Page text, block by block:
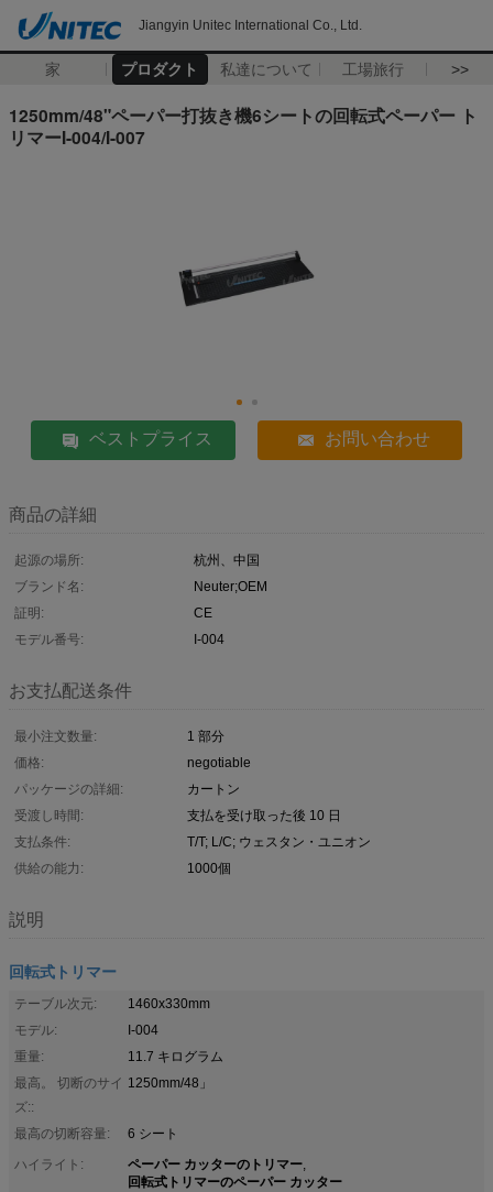
Jiangyin Unitec International Co., Ltd.
家 プロダクト 私達について 工場旅行 >>
1250mm/48"ペーパー打抜き機6シートの回転式ペーパー ト
リマーI-004/I-007
ベストプライス お問い合わせ
商品の詳細
起源の場所:
杭州、中国
ブランド名:
Neuter;OEM
証明:
CE
モデル番号:
I-004
お支払配送条件
最小注文数量:
1 部分
価格:
negotiable
パッケージの詳細:
カートン
受渡し時間:
支払を受け取った後 10 日
支払条件:
T/T; L/C; ウェスタン・ユニオン
供給の能力:
1000個
説明
回転式トリマー
テーブル次元:
1460x330mm
モデル:
I-004
重量:
11.7 キログラム
最高。 切断のサイ
ズ::
1250mm/48」
最高の切断容量:
6 シート
ハイライト:
ペーパー カッターのトリマー,
回転式トリマーのペーパー カッター